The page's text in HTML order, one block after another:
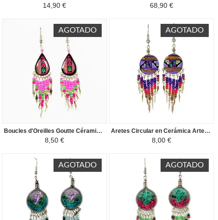
14,90 € 68,90 €
AGOTADO
Boucles d'Oreilles Goutte Céramique Artisanale - Perles de Rocailles - Rose / Noir
8,50 €
AGOTADO
Aretes Circular en Cerámica Artesanal - Perlas de Rocalla - Violeta
8,00 €
AGOTADO AGOTADO